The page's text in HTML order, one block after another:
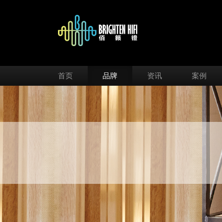
首页 品牌 资讯 案例